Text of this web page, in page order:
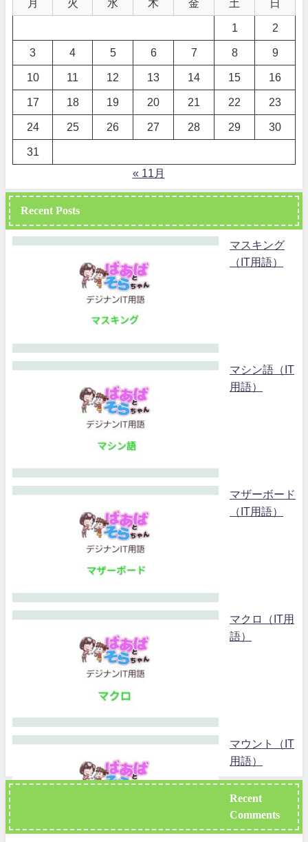
月 火 水 木 金 土 日
1 2
3 4 5 6 7 8 9
10 11 12 13 14 15 16
17 18 19 20 21 22 23
24 25 26 27 28 29 30
31
« 11月
Recent Posts
マスキング
（IT用語）
マシン語（IT
用語）
マザーボード
（IT用語）
マクロ（IT用
語）
マウント（IT
用語）
Recent
Comments